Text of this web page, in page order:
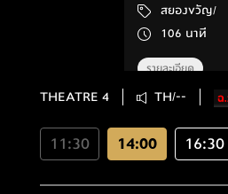
สยองขวัญ/
106 นาที
รายละเอียด
THEATRE 4 TH/--
11:30 14:00 16:30